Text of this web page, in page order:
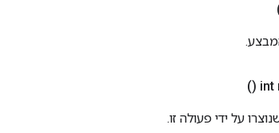
()
על ידי פעולה זו.